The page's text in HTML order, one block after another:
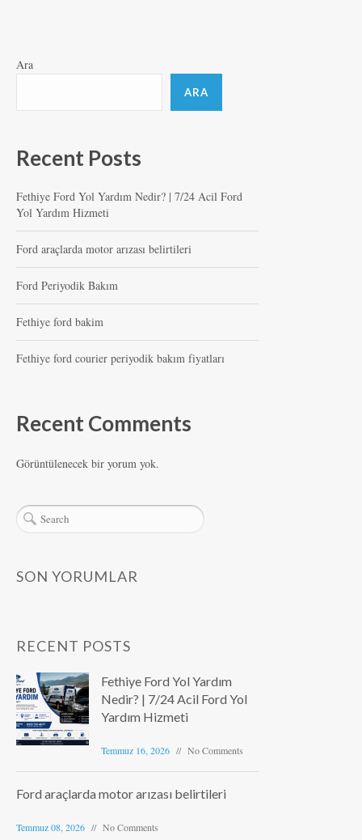
Ara
ARA
Recent Posts
Fethiye Ford Yol Yardım Nedir? | 7/24 Acil Ford
Yol Yardım Hizmeti
Ford araçlarda motor arızası belirtileri
Ford Periyodik Bakım
Fethiye ford bakim
Fethiye ford courier periyodik bakım fiyatları
Recent Comments
Görüntülenecek bir yorum yok.
SON YORUMLAR
RECENT POSTS
Fethiye Ford Yol Yardım
Nedir? | 7/24 Acil Ford Yol
Yardım Hizmeti
Temmuz 16, 2026 No Comments
Ford araçlarda motor arızası belirtileri
Temmuz 08, 2026 No Comments